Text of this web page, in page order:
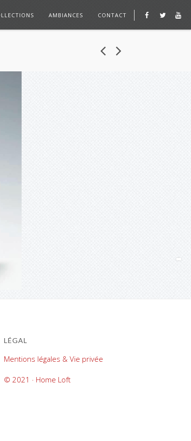
AMBIANCES CONTACT
LÉGAL
Mentions légales & Vie privée
© 2021 · Home Loft